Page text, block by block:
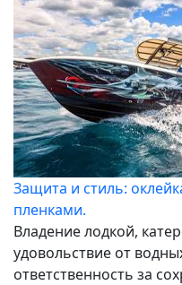
Защита и стиль:
пленками.
Владение лодкой,
удовольствие от
ответственность за